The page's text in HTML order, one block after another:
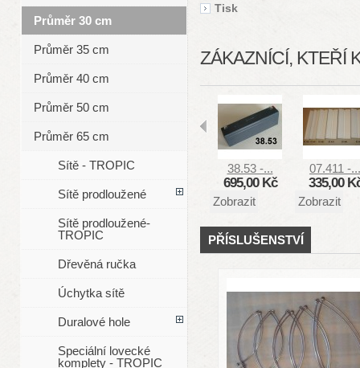
Tisk
ZÁKAZNÍCÍ, KTEŘÍ
38.53 -...
695,00 Kč
Zobrazit
07.411 -...
335,00
Zobrazit
PŘÍSLUŠENSTVÍ
Průměr 30 cm
Průměr 35 cm
Průměr 40 cm
Průměr 50 cm
Průměr 65 cm
Sítě - TROPIC
Sítě prodloužené
Sítě prodloužené-
TROPIC
Dřevěná ručka
Úchytka sítě
Duralové hole
Speciální lovecké
komplety - TROPIC